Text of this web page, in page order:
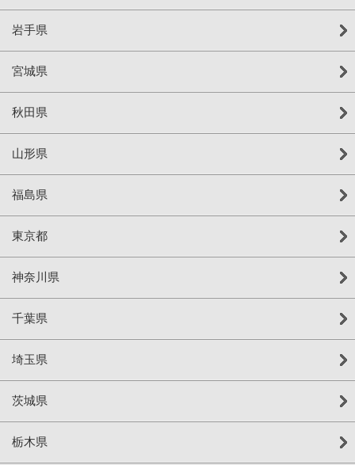
岩手県
宮城県
秋田県
山形県
福島県
東京都
神奈川県
千葉県
埼玉県
茨城県
栃木県